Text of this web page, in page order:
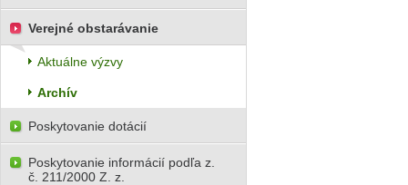
Verejné obstarávanie
Aktuálne výzvy
Archív
Poskytovanie dotácií
Poskytovanie informácií podľa z.
č. 211/2000 Z. z.